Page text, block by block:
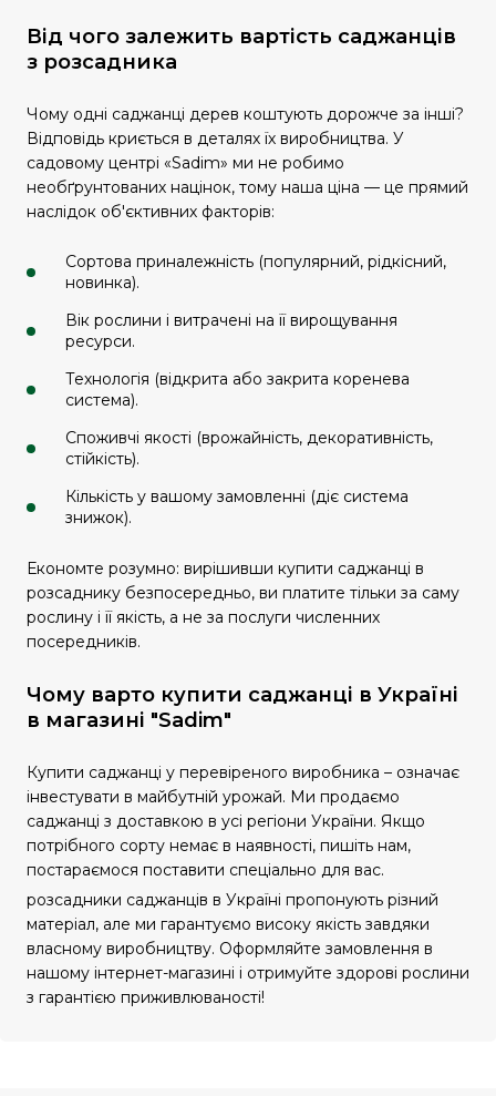
Від чого залежить вартість саджанців
з розсадника
Чому одні саджанці дерев коштують дорожче за інші?
Відповідь криється в деталях їх виробництва. У
садовому центрі «Sadim» ми не робимо
необґрунтованих націнок, тому наша ціна — це прямий
наслідок об'єктивних факторів:
Сортова приналежність (популярний, рідкісний,
новинка).
Вік рослини і витрачені на її вирощування
ресурси.
Технологія (відкрита або закрита коренева
система).
Споживчі якості (врожайність, декоративність,
стійкість).
Кількість у вашому замовленні (діє система
знижок).
Економте розумно: вирішивши купити саджанці в
розсаднику безпосередньо, ви платите тільки за саму
рослину і її якість, а не за послуги численних
посередників.
Чому варто купити саджанці в Україні
в магазині "Sadim"
Купити саджанці у перевіреного виробника – означає
інвестувати в майбутній урожай. Ми продаємо
саджанці з доставкою в усі регіони України. Якщо
потрібного сорту немає в наявності, пишіть нам,
постараємося поставити спеціально для вас.
розсадники саджанців в Україні пропонують різний
матеріал, але ми гарантуємо високу якість завдяки
власному виробництву. Оформляйте замовлення в
нашому інтернет-магазині і отримуйте здорові рослини
з гарантією приживлюваності!